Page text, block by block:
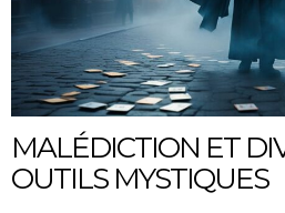
MALÉDICTION ET
OUTILS MYSTIQUES